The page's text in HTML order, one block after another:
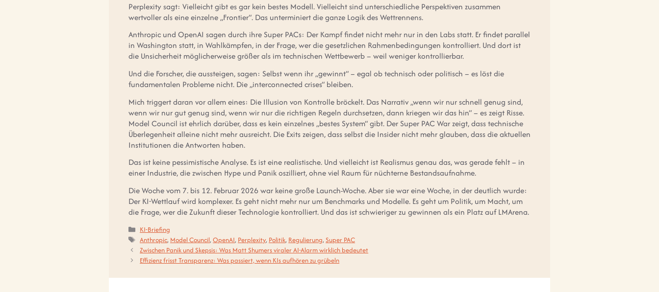
Perplexity sagt: Vielleicht gibt es gar kein bestes Modell. Vielleicht sind unterschiedliche Perspektiven zusammen
wertvoller als eine einzelne „Frontier“. Das unterminiert die ganze Logik des Wettrennens.
Anthropic und OpenAI sagen durch ihre Super PACs: Der Kampf findet nicht mehr nur in den Labs statt. Er findet parallel
in Washington statt, in Wahlkämpfen, in der Frage, wer die gesetzlichen Rahmenbedingungen kontrolliert. Und dort ist
die Unsicherheit möglicherweise größer als im technischen Wettbewerb – weil weniger kontrollierbar.
Und die Forscher, die aussteigen, sagen: Selbst wenn ihr „gewinnt“ – egal ob technisch oder politisch – es löst die
fundamentalen Probleme nicht. Die „interconnected crises“ bleiben.
Mich triggert daran vor allem eines: Die Illusion von Kontrolle bröckelt. Das Narrativ „wenn wir nur schnell genug sind,
wenn wir nur gut genug sind, wenn wir nur die richtigen Regeln durchsetzen, dann kriegen wir das hin“ – es zeigt Risse.
Model Council ist ehrlich darüber, dass es kein einzelnes „bestes System“ gibt. Der Super PAC War zeigt, dass technische
Überlegenheit alleine nicht mehr ausreicht. Die Exits zeigen, dass selbst die Insider nicht mehr glauben, dass die aktuellen
Institutionen die Antworten haben.
Das ist keine pessimistische Analyse. Es ist eine realistische. Und vielleicht ist Realismus genau das, was gerade fehlt – in
einer Industrie, die zwischen Hype und Panik oszilliert, ohne viel Raum für nüchterne Bestandsaufnahme.
Die Woche vom 7. bis 12. Februar 2026 war keine große Launch-Woche. Aber sie war eine Woche, in der deutlich wurde:
Der KI-Wettlauf wird komplexer. Es geht nicht mehr nur um Benchmarks und Modelle. Es geht um Politik, um Macht, um
die Frage, wer die Zukunft dieser Technologie kontrolliert. Und das ist schwieriger zu gewinnen als ein Platz auf LMArena.
Kategorien
KI-Briefing
Schlagwörter
Anthropic, Model Council,OpenAI, Perplexity, Politik, Regulierung,Super PAC
Zwischen Panik und Skepsis: Was Matt Shumers viraler AI-Alarm wirklich bedeutet
Effizienz frisst Transparenz: Was passiert, wenn KIs aufhören zu grübeln